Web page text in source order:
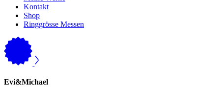
Kontakt
Shop
Ringgrösse Messen
Evi&Michael